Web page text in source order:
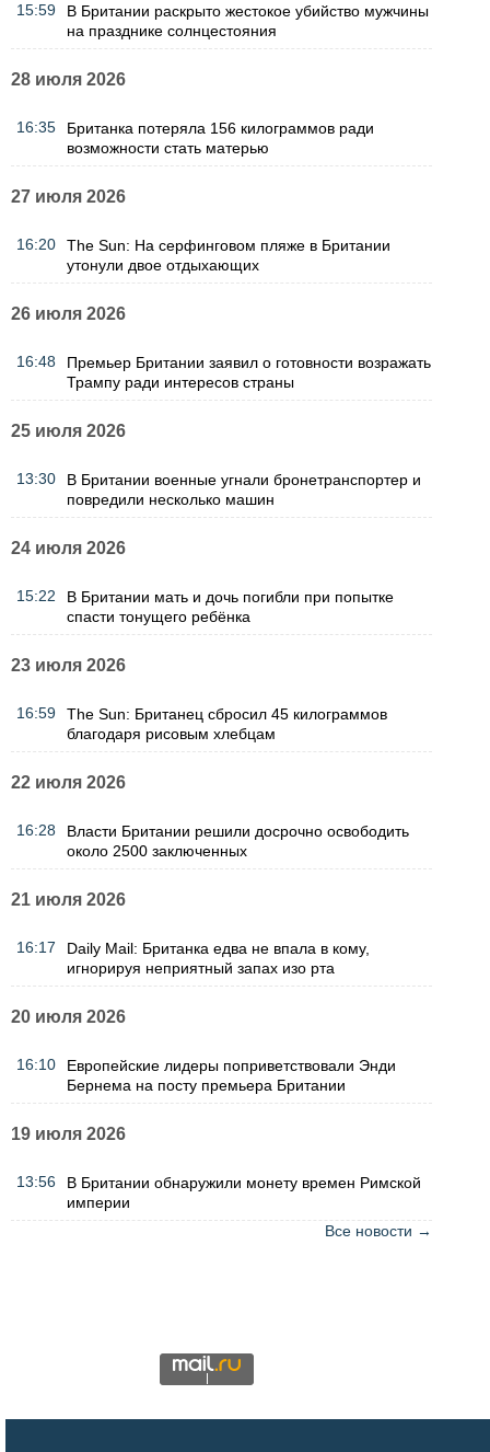
15:59
В Британии раскрыто жестокое убийство мужчины
на празднике солнцестояния
28 июля 2026
16:35
Британка потеряла 156 килограммов ради
возможности стать матерью
27 июля 2026
16:20
The Sun: На серфинговом пляже в Британии
утонули двое отдыхающих
26 июля 2026
16:48
Премьер Британии заявил о готовности возражать
Трампу ради интересов страны
25 июля 2026
13:30
В Британии военные угнали бронетранспортер и
повредили несколько машин
24 июля 2026
15:22
В Британии мать и дочь погибли при попытке
спасти тонущего ребёнка
23 июля 2026
16:59
The Sun: Британец сбросил 45 килограммов
благодаря рисовым хлебцам
22 июля 2026
16:28
Власти Британии решили досрочно освободить
около 2500 заключенных
21 июля 2026
16:17
Daily Mail: Британка едва не впала в кому,
игнорируя неприятный запах изо рта
20 июля 2026
16:10
Европейские лидеры поприветствовали Энди
Бернема на посту премьера Британии
19 июля 2026
13:56
В Британии обнаружили монету времен Римской
империи
Все новости →